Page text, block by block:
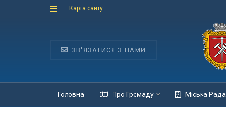
Карта сайту
ЗВ'ЯЗАТИСЯ З НАМИ
Головна Про Громаду Міська Рада